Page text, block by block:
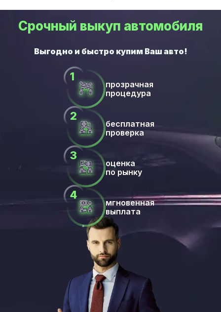
Срочный выкуп автомобиля
прозрачная
процедура
бесплатная
проверка
оценка
по рынку
мгновенная
выплата